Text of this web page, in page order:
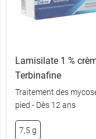
Lamisilate 1 %
Terbinafine
Traitement des
pied - Dès 12 ans
7,5 g